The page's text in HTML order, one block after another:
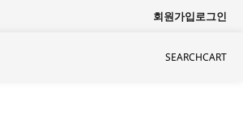
회원가입로그인
SEARCHCART